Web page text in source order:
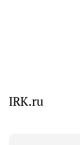
IRK.ru